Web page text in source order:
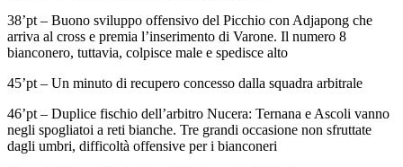
38’pt – Buono sviluppo offensivo del Picchio con Adjapong che
arriva al cross e premia l’inserimento di Varone. Il numero 8
bianconero, tuttavia, colpisce male e spedisce alto
45’pt – Un minuto di recupero concesso dalla squadra arbitrale
46’pt – Duplice fischio dell’arbitro Nucera: Ternana e Ascoli vanno
negli spogliatoi a reti bianche. Tre grandi occasione non sfruttate
dagli umbri, difficoltà offensive per i bianconeri